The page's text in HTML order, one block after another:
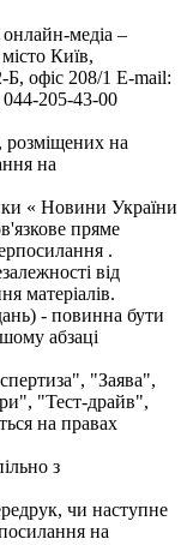
медіа –
Київ,
офіс 208/1 E-mail:
205-43-00
розміщених на
на
« Новини України
пряме
.
від
матеріалів.
- повинна бути
абзаці
"Заява",
"Тест-драйв",
на правах
з
чи наступне
на